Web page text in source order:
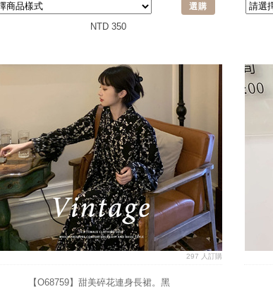
選購
NTD 350
297 人訂購
【O68759】甜美碎花連身長裙。黑